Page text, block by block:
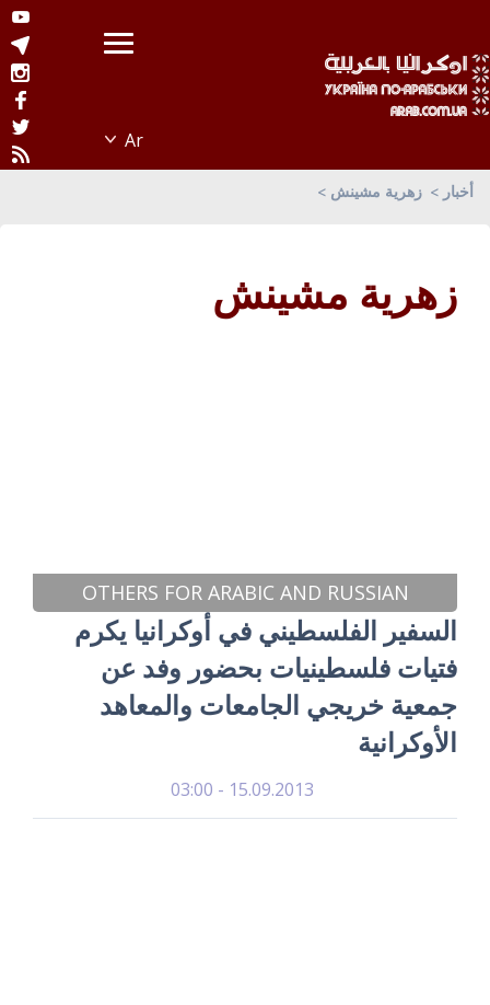
أخبار زهرية مشينش
زهرية مشينش
OTHERS FOR ARABIC AND RUSSIAN
السفير الفلسطيني في أوكرانيا يكرم
فتيات فلسطينيات بحضور وفد عن
جمعية خريجي الجامعات والمعاهد
الأوكرانية
15.09.2013 - 03:00